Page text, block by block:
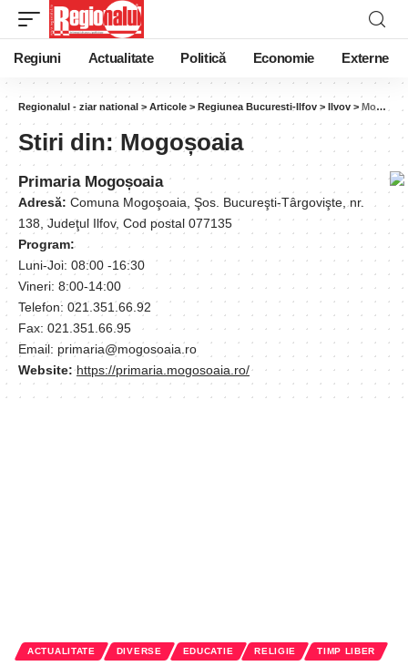
Regiuni Actualitate Politică Economie Externe
Regionalul - ziar national > Articole > Regiunea Bucuresti-Ilfov > Ilvov > Mogoșoaia
Stiri din:Mogoșoaia
Primaria Mogoșoaia
Adresă: Comuna Mogoşoaia, Şos. Bucureşti-Târgovişte, nr.
138, Judeţul Ilfov, Cod postal 077135
Program:
Luni-Joi: 08:00 -16:30
Vineri: 8:00-14:00
Telefon: 021.351.66.92
Fax: 021.351.66.95
Email: primaria@mogosoaia.ro
Website: https://primaria.mogosoaia.ro/
ACTUALITATE DIVERSE EDUCATIE RELIGIE TIMP LIBER